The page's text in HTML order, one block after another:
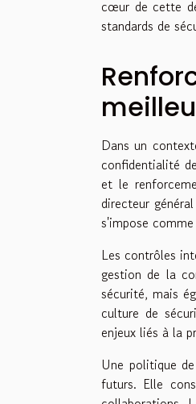
cœur de cette
standards de
Dans un
confidentialité
et le
directeur
s'impose
Les contrôles
gestion de la
sécurité, mais
culture de
enjeux liés à la
Une politique
futurs. Elle